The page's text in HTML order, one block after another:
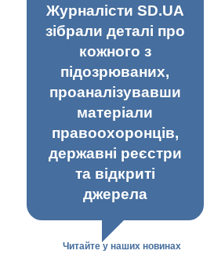
Журналісти SD.UA
зібрали деталі про
кожного з
підозрюваних,
проаналізувавши
матеріали
правоохоронців,
державні реєстри
та відкриті
джерела
Читайте у наших новинах